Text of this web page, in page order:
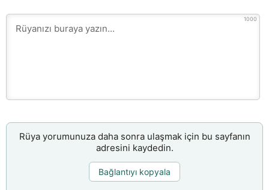
1000
Rüya yorumunuza daha sonra ulaşmak için bu sayfanın
adresini kaydedin.
Bağlantıyı kopyala